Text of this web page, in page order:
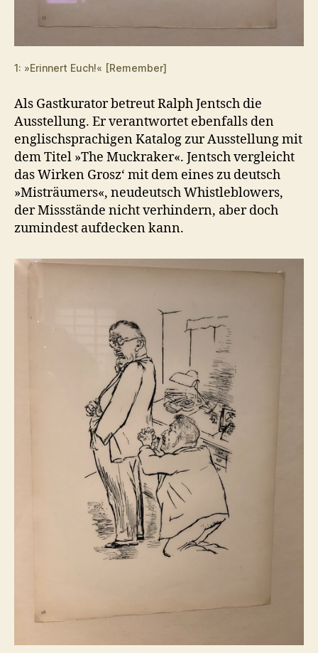
1: »Erinnert Euch!« [Remember]
Als Gastkurator betreut Ralph Jentsch die
Ausstellung. Er verantwortet ebenfalls den
englischsprachigen Katalog zur Ausstellung mit
dem Titel »The Muckraker«. Jentsch vergleicht
das Wirken Grosz‘ mit dem eines zu deutsch
»Misträumers«, neudeutsch Whistleblowers,
der Missstände nicht verhindern, aber doch
zumindest aufdecken kann.